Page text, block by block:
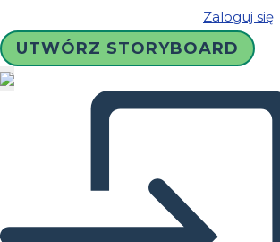
Zaloguj się
UTWÓRZ STORYBOARD